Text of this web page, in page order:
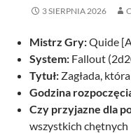
3 SIERPNIA 2026
Mistrz Gry:Quide
System: Fallout
Tytuł: Zagłada,
Godzina
Czy przyjazne dla
wszystkich chętnych